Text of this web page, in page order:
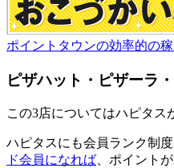
ポイントタウンの効率的の
ピザハット・ピザーラ
この3店についてはハピタス
ハピタスにも会員ランク制度
ド会員になれば 、ポイント